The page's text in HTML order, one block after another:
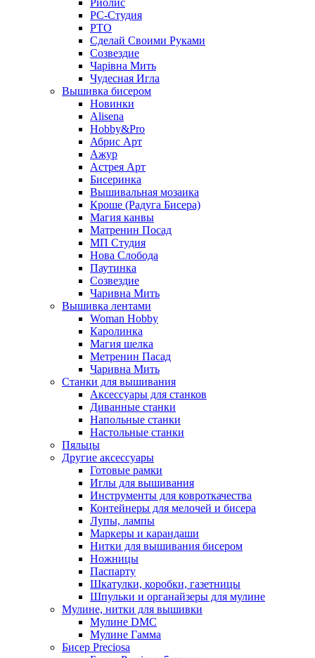
Риолис
РС-Студия
РТО
Сделай Своими Руками
Созвездие
Чарiвна Мить
Чудесная Игла
Вышивка бисером
Новинки
Alisena
Hobby&Pro
Абрис Арт
Ажур
Астрея Арт
Бисеринка
Вышивальная мозаика
Кроше (Радуга Бисера)
Магия канвы
Матренин Посад
МП Студия
Нова Слобода
Паутинка
Созвездие
Чаривна Мить
Вышивка лентами
Woman Hobby
Каролинка
Магия шелка
Метренин Пасад
Чаривна Мить
Станки для вышивания
Аксессуары для станков
Диванные станки
Напольные станки
Настольные станки
Пяльцы
Другие аксессуары
Готовые рамки
Иглы для вышивания
Инструменты для ковроткачества
Контейнеры для мелочей и бисера
Лупы, лампы
Маркеры и карандаши
Нитки для вышивания бисером
Ножницы
Паспарту
Шкатулки, коробки, газетницы
Шпульки и органайзеры для мулине
Мулине, нитки для вышивки
Мулине DMC
Мулине Гамма
Бисер Preciosa